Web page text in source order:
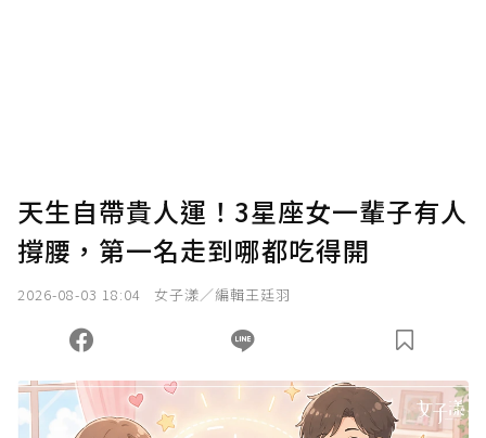
天生自帶貴人運！3星座女一輩子有人
撐腰，第一名走到哪都吃得開
2026-08-03 18:04 女子漾／編輯王廷羽